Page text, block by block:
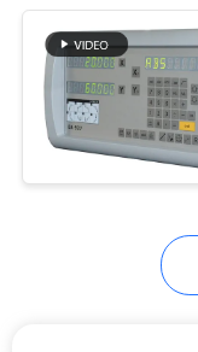
Đọc
trục
Cân